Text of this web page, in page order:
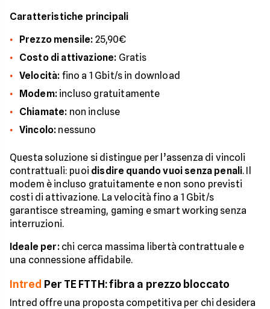
Caratteristiche principali
Prezzo mensile: 25,90€
Costo di attivazione: Gratis
Velocità: fino a 1 Gbit/s in download
Modem:incluso gratuitamente
Chiamate: non incluse
Vincolo: nessuno
Questa soluzione si distingue per l’assenza di vincoli
contrattuali: puoi disdire quando vuoi senza penali. Il
modem è incluso gratuitamente e non sono previsti
costi di attivazione. La velocità fino a 1 Gbit/s
garantisce streaming, gaming e smart working senza
interruzioni.
Ideale per:chi cerca massima libertà contrattuale e
una connessione affidabile.
Intred Per TE FTTH: fibra a prezzo bloccato
Intred offre una proposta competitiva per chi desidera